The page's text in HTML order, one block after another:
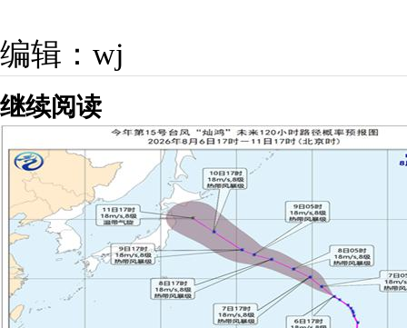
编辑：wj
继续阅读